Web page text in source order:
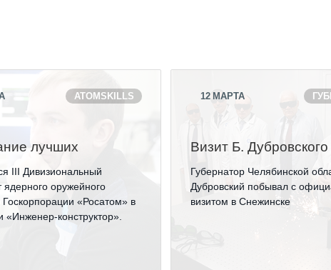
Препринты
Зимняя школа по физике высоких
конференция «Исследования. Технологии.
Развитие»
ATOMSKILLS
лучших
III Дивизиональный
ядерного оружейного
Госкорпорации «Росатом» в
«Инженер-конструктор».
12 МАРТА
Визит Б. Дубровского
Губернатор Челябинской
Дубровский побывал с
визитом в Снежинске